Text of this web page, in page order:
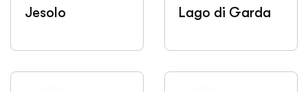
Jesolo Lago di Garda